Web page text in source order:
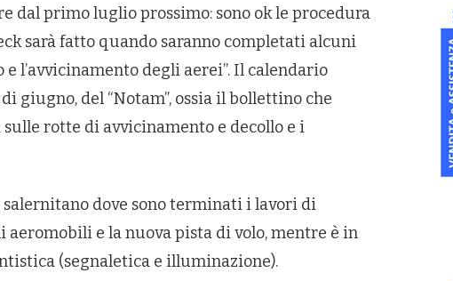
dal primo luglio prossimo: sono ok le procedura
sarà fatto quando saranno completati alcuni
l’avvicinamento degli aerei”. Il calendario
giugno, del “Notam”, ossia il bollettino che
rotte di avvicinamento e decollo e i
dove sono terminati i lavori di
e la nuova pista di volo, mentre è in
(segnaletica e illuminazione).